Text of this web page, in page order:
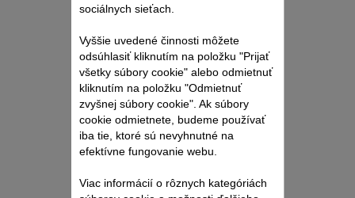
K dispozícii na sklade.
14,40 €
Kúpiť
sociálnych sieťach.
Vyššie uvedené činnosti môžete
odsúhlasiť kliknutím na položku "Prijať
všetky súbory cookie" alebo odmietnuť
kliknutím na položku "Odmietnuť
zvyšnej súbory cookie". Ak súbory
cookie odmietnete, budeme používať
iba tie, ktoré sú nevyhnutné na
efektívne fungovanie webu.
Viac informácií o rôznych kategóriách